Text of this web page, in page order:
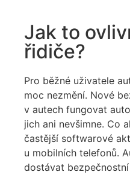
Jak to
řidiče?
Pro běžné uživatele
moc nezmění. Nové
v autech fungovat
jich ani nevšimne. Co
častější softwarové
u mobilních telefonů.
dostávat